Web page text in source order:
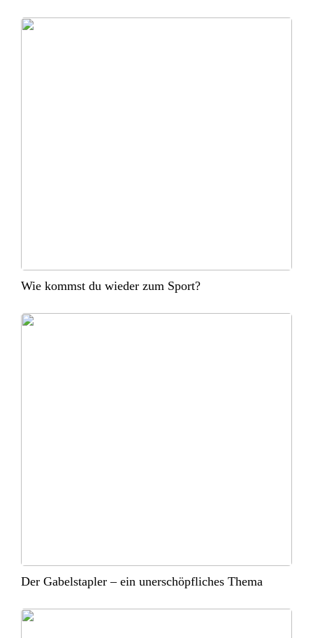
Wie kommst du wieder zum Sport?
Der Gabelstapler – ein unerschöpfliches Thema